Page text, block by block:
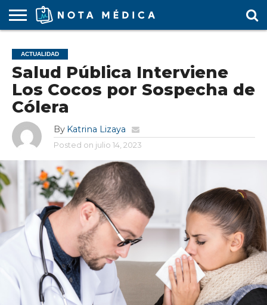
MÉDICA
ARS
ARTÍCULO
ACTUALIDAD
COLEGIO
MÉDICO
COVID-
19
EDUCACIÓN
MÉDICA
ESTUDIANTES
FARMACÉUTICAS
GUBERNAMENTAL
HOSPITALES
Y CLÍNICAS
MARKETING
MÉDICO
RESIDENTES
SALUD
LABORAL
SOCIEDADES
MÉDICAS
TURISMO
MÉDICO
VÍDEOS
ACTUALIDAD
Salud Pública Interviene
Los Cocos por Sospecha de
Cólera
By Katrina Lizaya
Posted on julio 14, 2023